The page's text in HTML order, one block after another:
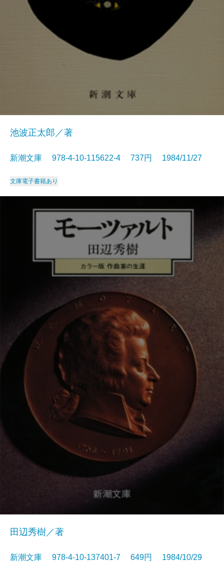
池波正太郎／著
新潮文庫 978-4-10-115622-4 737円 1984/11/27
文庫電子書籍あり
田辺秀樹／著
新潮文庫 978-4-10-137401-7 649円 1984/10/29